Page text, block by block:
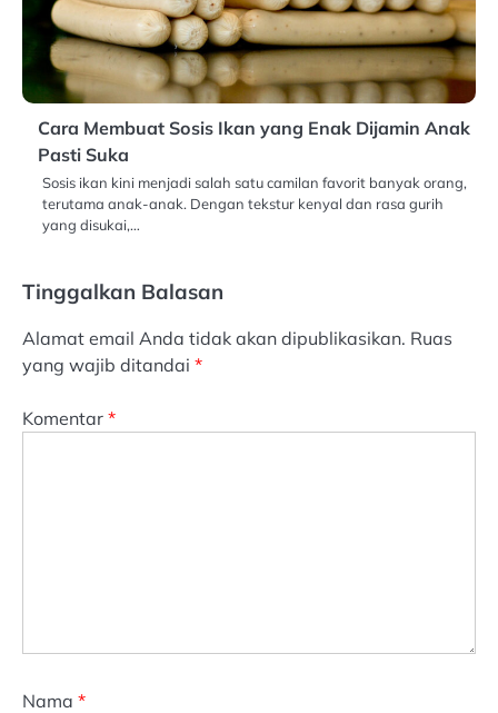
Cara Membuat Sosis Ikan yang Enak Dijamin Anak
Pasti Suka
Sosis ikan kini menjadi salah satu camilan favorit banyak orang,
terutama anak-anak. Dengan tekstur kenyal dan rasa gurih
yang disukai,…
Tinggalkan Balasan
Alamat email Anda tidak akan dipublikasikan. Ruas
yang wajib ditandai *
Komentar *
Nama *